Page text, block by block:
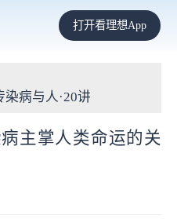
打开看理想App
病与人·20讲
主掌人类命运的关